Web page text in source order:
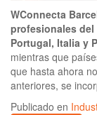
WConnecta
profesionales
Portugal, Italia y
mientras que
que hasta ahora
anteriores, se
Publicado en